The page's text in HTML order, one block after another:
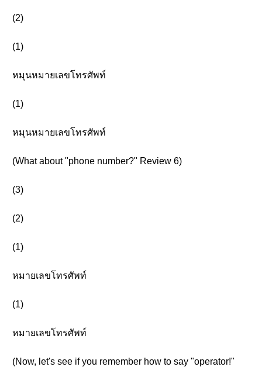
(2)
(1)
หมุนหมายเลขโทรศัพท์
(1)
หมุนหมายเลขโทรศัพท์
(What about "phone number?" Review 6)
(3)
(2)
(1)
หมายเลขโทรศัพท์
(1)
หมายเลขโทรศัพท์
(Now, let's see if you remember how to say "operator!"